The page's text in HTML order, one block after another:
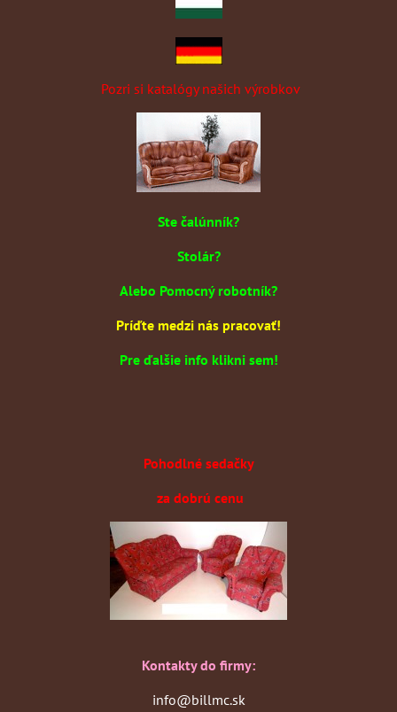
Pozri si katalógy našich výrobkov
Ste čalúnník?
Stolár?
Alebo Pomocný robotník?
Príďte medzi nás pracovať!
Pre ďalšie info klikni sem!
Pohodlné sedačky
za dobrú cenu
Kontakty do firmy:
info@billmc.sk